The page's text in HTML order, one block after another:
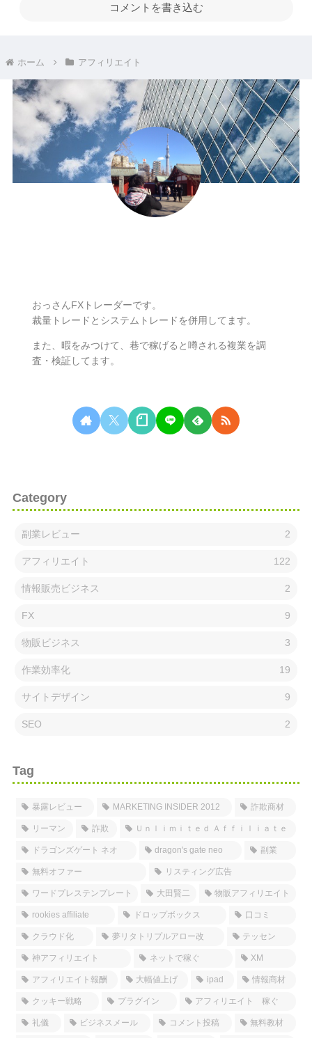
コメントを書き込む
ホーム アフィリエイト
おっさんFXトレーダーです。
裁量トレードとシステムトレードを併用してます。
また、暇をみつけて、巷で稼げると噂される複業を調
査・検証してます。
Category
副業レビュー 2
アフィリエイト 122
情報販売ビジネス 2
FX 9
物販ビジネス 3
作業効率化 19
サイトデザイン 9
SEO 2
Tag
暴露レビュー MARKETING INSIDER 2012 詐欺商材
リーマン 詐欺 Ｕｎｌｉｍｉｔｅｄ Ａｆｆｉｌｉａｔｅ
ドラゴンズゲート ネオ dragon's gate neo 副業
無料オファー リスティング広告
ワードプレステンプレート 大田賢二 物販アフィリエイト
rookies affiliate ドロップボックス 口コミ
クラウド化 夢リタトリプルアロー改 テッセン
神アフィリエイト ネットで稼ぐ XM
アフィリエイト報酬 大幅値上げ ipad 情報商材
クッキー戦略 プラグイン アフィリエイト 稼ぐ
礼儀 ビジネスメール コメント投稿 無料教材